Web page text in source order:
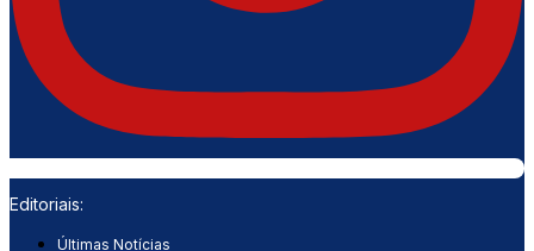
Editoriais:
Últimas Notícias